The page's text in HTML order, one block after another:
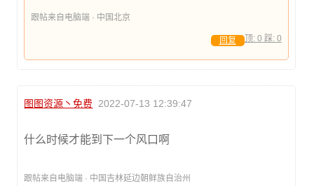
跟帖来自电脑端 · 中国北京
顶: 0 踩: 0
回复
图图资源丶免费 2022-07-13 12:39:47
什么时候才能到下一个风口啊
跟帖来自电脑端 · 中国吉林延边朝鲜族自治州